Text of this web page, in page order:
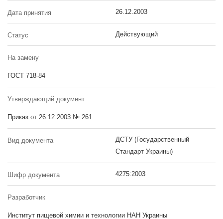
Дата принятия 26.12.2003
Статус Действующий
На замену
ГОСТ 718-84
Утверждающий документ
Приказ от 26.12.2003 № 261
Вид документа
ДСТУ (Государственный
Стандарт Украины)
Шифр документа 4275:2003
Разработчик
Институт пищевой химии и технологии НАН Украины